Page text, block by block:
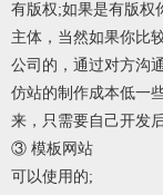
有版权;如果是有版权
主体，当然如果你比
公司的，通过对方沟
仿站的制作成本低一
来，只需要自己开发
③ 模板网站
可以使用的;